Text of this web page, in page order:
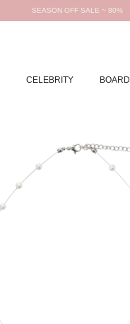
SEASON OFF SALE ~ 80%
CELEBRITY BOARD